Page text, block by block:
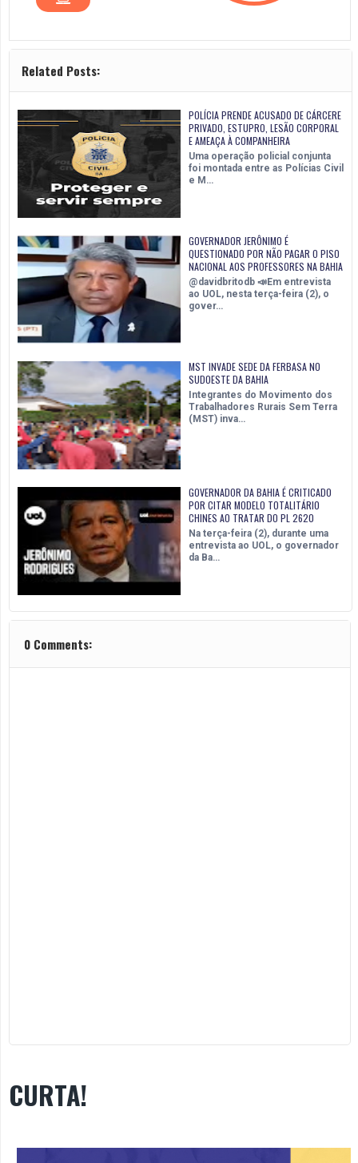
Related Posts:
POLÍCIA PRENDE ACUSADO DE CÁRCERE
PRIVADO, ESTUPRO, LESÃO CORPORAL
E AMEAÇA À COMPANHEIRA
Uma operação policial conjunta
foi montada entre as Polícias Civil
e M…
GOVERNADOR JERÔNIMO É
QUESTIONADO POR NÃO PAGAR O PISO
NACIONAL AOS PROFESSORES NA BAHIA
@davidbritodb 📣Em entrevista
ao UOL, nesta terça-feira (2), o
gover…
MST INVADE SEDE DA FERBASA NO
SUDOESTE DA BAHIA
Integrantes do Movimento dos
Trabalhadores Rurais Sem Terra
(MST) inva…
GOVERNADOR DA BAHIA É CRITICADO
POR CITAR MODELO TOTALITÁRIO
CHINES AO TRATAR DO PL 2620
Na terça-feira (2), durante uma
entrevista ao UOL, o governador
da Ba…
0 Comments:
CURTA!